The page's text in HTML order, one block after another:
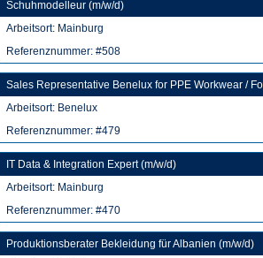
Schuhmodelleur (m/w/d)
Arbeitsort: Mainburg
Referenznummer: #508
Sales Representative Benelux for PPE Workwear /
Arbeitsort: Benelux
Referenznummer: #479
IT Data & Integration Expert (m/w/d)
Arbeitsort: Mainburg
Referenznummer: #470
Produktionsberater Bekleidung für Albanien (m/w/d)